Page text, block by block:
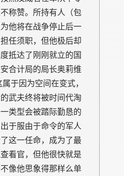
称赞。所持有人（包
他将在战争停止后一
任须职，但他极后却
抵达了刚刚就立的国
合计局的局长奥莉维
于因为空间在变式，
武夫终将被时间代淘
类型会被踏际勤恳的
于服由于命令的军人
这一任命，成为了最
看官，但他很快就是
像他思象得那样么单